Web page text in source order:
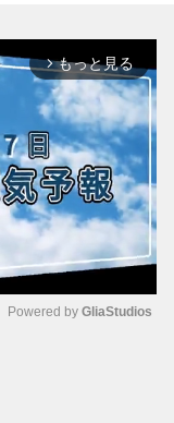
arrow_forward_ios もっと見る
Powered by GliaStudios